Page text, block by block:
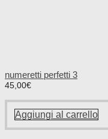
numeretti perfetti 3
45,00€
Aggiungi al carrello